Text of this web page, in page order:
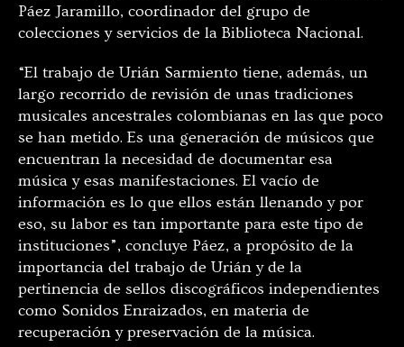
Páez Jaramillo, coordinador del grupo de
colecciones y servicios de la Biblioteca Nacional.
“El trabajo de Urián Sarmiento tiene, además, un
largo recorrido de revisión de unas tradiciones
musicales ancestrales colombianas en las que poco
se han metido. Es una generación de músicos que
encuentran la necesidad de documentar esa
música y esas manifestaciones. El vacío de
información es lo que ellos están llenando y por
eso, su labor es tan importante para este tipo de
instituciones”, concluye Páez, a propósito de la
importancia del trabajo de Urián y de la
pertinencia de sellos discográficos independientes
como Sonidos Enraizados, en materia de
recuperación y preservación de la música.